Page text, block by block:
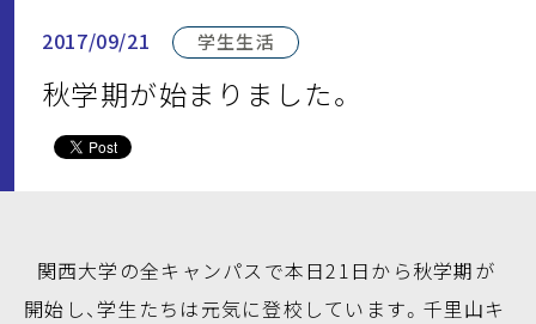
2017/09/21 学生生活
秋学期が始まりました。
関西大学の全キャンパスで本日21日から秋学期が
開始し、学生たちは元気に登校しています。千里山キ